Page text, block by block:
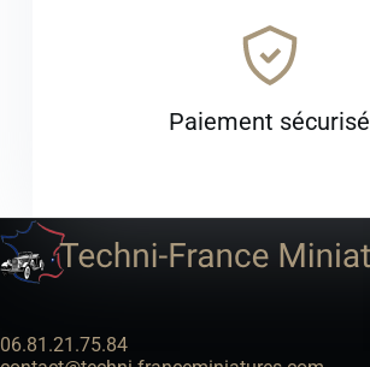
Paiement sécurisé
06.81.21.75.84